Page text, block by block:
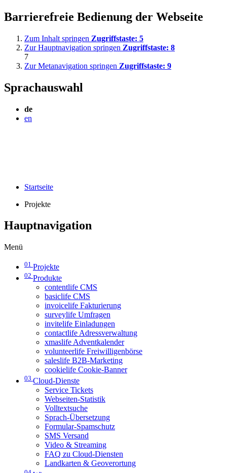
Barrierefreie Bedienung der Webseite
Zum Inhalt springen Zugriffstaste: 5
Zur Hauptnavigation springen Zugriffstaste: 8
7
Zur Metanavigation springen Zugriffstaste: 9
Sprachauswahl
de
en
Startseite
Projekte
Hauptnavigation
Menü
01 Projekte
02 Produkte
contentlife CMS
basiclife CMS
invoicelife Fakturierung
surveylife Umfragen
invitelife Einladungen
contactlife Adressverwaltung
xmaslife Adventkalender
volunteerlife Freiwilligenbörse
saleslife B2B-Marketing
cookielife Cookie-Banner
03 Cloud-Dienste
Service Tickets
Webseiten-Statistik
Volltextsuche
Sprach-Übersetzung
Formular-Spamschutz
SMS Versand
Video & Streaming
FAQ zu Cloud-Diensten
Landkarten & Geoverortung